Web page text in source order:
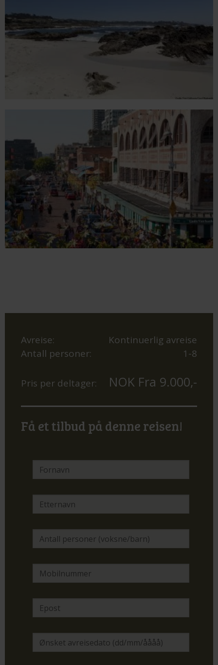
Avreise:
Kontinuerlig avreise
Antall personer:
1-8
Pris per deltager: NOK Fra 9.000,-
Få et tilbud på denne reisen!